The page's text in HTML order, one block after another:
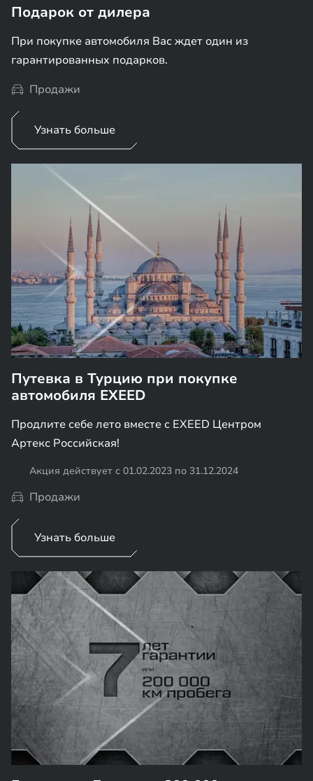
Подарок от дилера
При покупке автомобиля Вас ждет один из
гарантированных подарков.
Продажи
Узнать больше
Путевка в Турцию при покупке
автомобиля EXEED
Продлите себе лето вместе с EXEED Центром
Артекс Российская!
Акция действует с 01.02.2023 по 31.12.2024
Продажи
Узнать больше